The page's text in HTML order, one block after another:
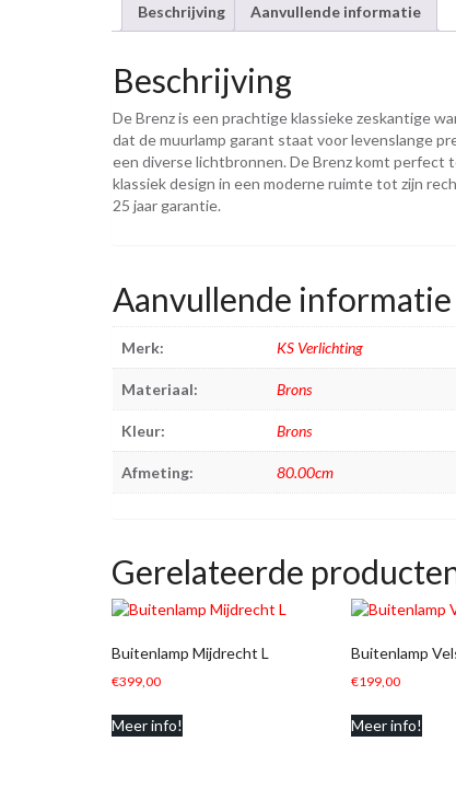
Beschrijving Aanvullende informatie
Beschrijving
De Brenz is een prachtige klassieke zeskantige
dat de muurlamp garant staat voor levenslange
een diverse lichtbronnen. De Brenz komt perfect
klassiek design in een moderne ruimte tot zijn
25 jaar garantie.
Aanvullende informatie
Merk: KS Verlichting
Materiaal: Brons
Kleur: Brons
Afmeting: 80.00cm
Gerelateerde
Buitenlamp Mijdrecht L
€399,00
Meer info!
Buitenlamp
€199,00
Meer info!